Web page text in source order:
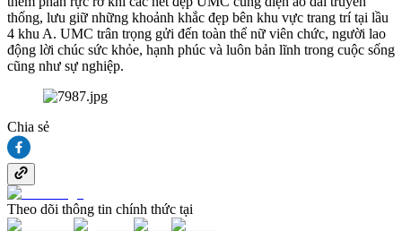
thống, lưu giữ những khoảnh khắc đẹp bên khu vực trang trí tại lầu
4 khu A. UMC trân trọng gửi đến toàn thể nữ viên chức, người lao
động lời chúc sức khỏe, hạnh phúc và luôn bản lĩnh trong cuộc sống
cũng như sự nghiệp.
Chia sẻ
Theo dõi thông tin chính thức tại